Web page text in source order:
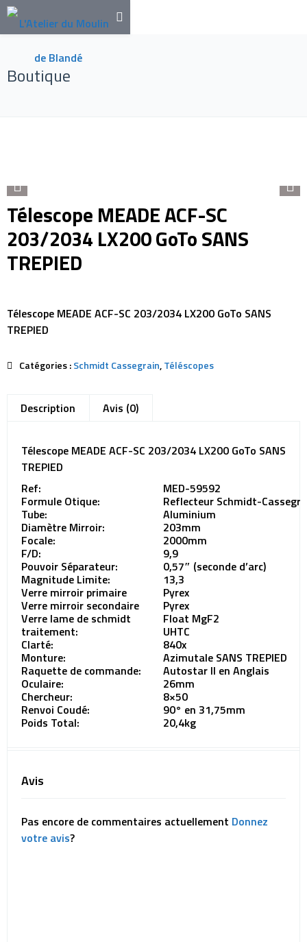
Boutique
Télescope MEADE ACF-SC
203/2034 LX200 GoTo SANS
TREPIED
Télescope MEADE ACF-SC 203/2034 LX200 GoTo SANS
TREPIED
Catégories :Schmidt Cassegrain,Téléscopes
Description Avis (0)
Télescope MEADE ACF-SC 203/2034 LX200 GoTo SANS
TREPIED
Ref:
MED-59592
Formule Otique: Reflecteur Schmidt-
Tube: Aluminium
Diamètre Mirroir: 203mm
Focale: 2000mm
F/D: 9,9
Pouvoir Séparateur: 0,57″ (seconde d’arc)
Magnitude Limite: 13,3
Verre mirroir primaire Pyrex
Verre mirroir secondaire Pyrex
Verre lame de schmidt Float MgF2
traitement: UHTC
Clarté: 840x
Monture: Azimutale SANS TREPIED
Raquette de commande: Autostar II en Anglais
Oculaire: 26mm
Chercheur: 8×50
Renvoi Coudé: 90° en 31,75mm
Poids Total: 20,4kg
Avis
Pas encore de commentaires actuellement Donnez
votre avis?